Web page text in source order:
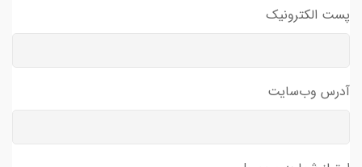
پست الکترونیک
آدرس وب‌سایت